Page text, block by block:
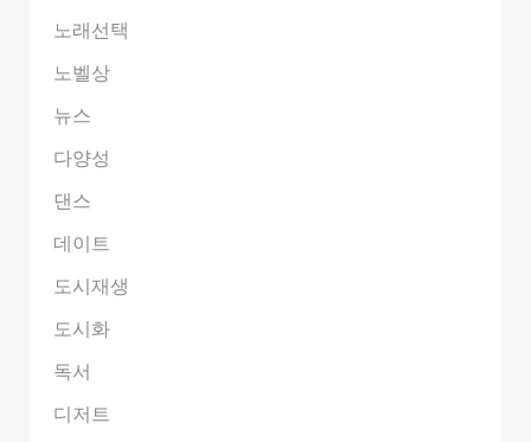
노래선택
노벨상
뉴스
다양성
댄스
데이트
도시재생
도시화
독서
디저트